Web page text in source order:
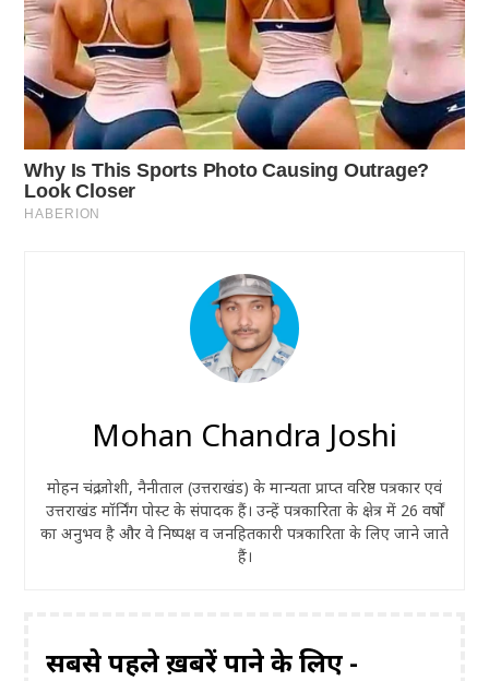
Mohan Chandra Joshi
मोहन चंद्र जोशी, नैनीताल (उत्तराखंड) के मान्यता प्राप्त वरिष्ठ पत्रकार एवं
उत्तराखंड मॉर्निंग पोस्ट के संपादक हैं। उन्हें पत्रकारिता के क्षेत्र में 26 वर्षों
का अनुभव है और वे निष्पक्ष व जनहितकारी पत्रकारिता के लिए जाने जाते
हैं।
सबसे पहले ख़बरें पाने के लिए -